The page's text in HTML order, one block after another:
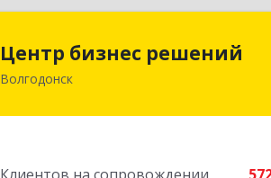
Центр бизнес решений
Волгодонск
Центр бизнес решений
347375, Ростовская обл, Волгодонск г,